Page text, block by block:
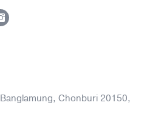
Chonburi 20150,